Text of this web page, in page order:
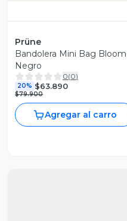
Prüne
Bandolera Mini Bag Bloom
Negro
0(0)
20% $63.890
$79.900
Agregar al carro